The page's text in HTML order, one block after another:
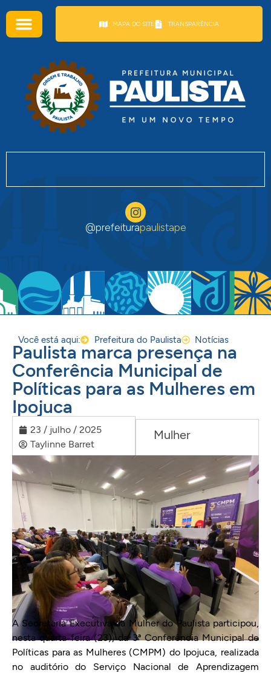
MAPA DO SITE TRANSPARÊNCIA
@prefeiturapaulistape
Você está aqui: Prefeitura do Paulista Notícias
Paulista marca presença na
Conferência Municipal de
Políticas para as Mulheres em
Ipojuca
23 / julho / 2025
Taylinne Barret
Mulher
A Secretaria Executiva da Mulher do Paulista participou,
nesta quarta-feira (23), da 3ª Conferência Municipal de
Políticas para as Mulheres (CMPM) do Ipojuca, realizada
no auditório do Serviço Nacional de Aprendizagem